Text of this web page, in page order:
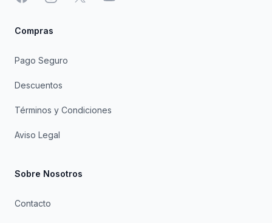
Compras
Pago Seguro
Descuentos
Términos y Condiciones
Aviso Legal
Sobre Nosotros
Contacto